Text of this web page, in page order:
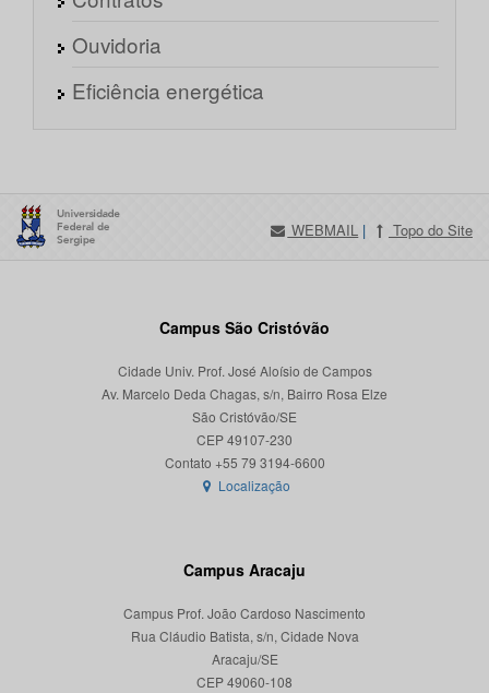
Ouvidoria
Eficiência energética
WEBMAIL | Topo do Site
Campus São Cristóvão
Cidade Univ. Prof. José Aloísio de Campos
Av. Marcelo Deda Chagas, s/n, Bairro Rosa Elze
São Cristóvão/SE
CEP 49107-230
Localização
Campus Aracaju
Campus Prof. João Cardoso Nascimento
Rua Cláudio Batista, s/n, Cidade Nova
Aracaju/SE
CEP 49060-108